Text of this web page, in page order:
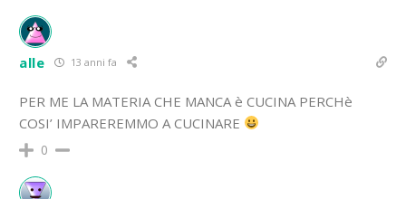
alle 13 anni fa
PER ME LA MATERIA CHE MANCA è CUCINA PERCHè
COSI’ IMPAREREMMO A CUCINARE
0